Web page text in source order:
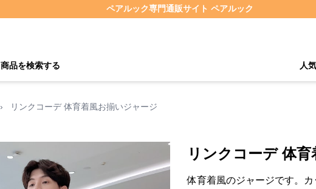
ペアルック専門通販サイト ペアルック
商品を検索する 人
› リンクコーデ 体育着風お揃いジャージ
リンクコーデ 体
体育着風のジャージです。